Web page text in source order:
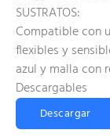
SUSTRATOS:
Compatible con
flexibles y
azul y malla con
Descargables
Descargar